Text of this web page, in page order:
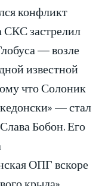
конфликт
СКС застрелил
— возле
известной
что Солоник
— стал
Бобон. Его
ОПГ вскоре
крыла»